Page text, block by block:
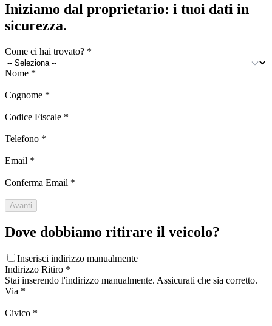
Iniziamo dal proprietario: i tuoi dati in
sicurezza.
Come ci hai trovato? *
Nome *
Cognome *
Codice Fiscale *
Telefono *
Email *
Conferma Email *
Avanti
Dove dobbiamo ritirare il veicolo?
Inserisci indirizzo manualmente
Indirizzo Ritiro *
Stai inserendo l'indirizzo manualmente. Assicurati che sia corretto.
Via *
Civico *